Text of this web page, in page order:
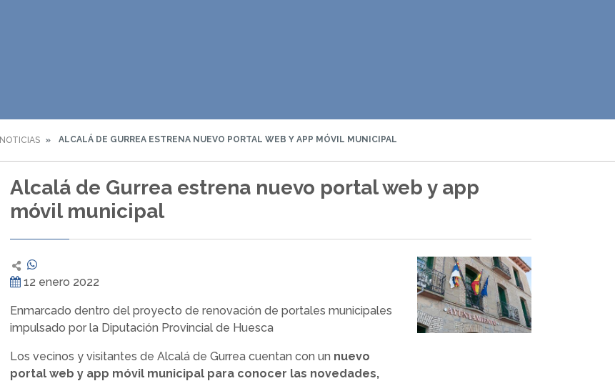
NOTICIAS ALCALÁ DE GURREA ESTRENA NUEVO PORTAL WEB Y APP MÓVIL MUNICIPAL
Alcalá de Gurrea estrena nuevo portal web y app
móvil municipal
12 enero 2022
Enmarcado dentro del proyecto de renovación de portales municipales
impulsado por la Diputación Provincial de Huesca
Los vecinos y visitantes de Alcalá de Gurrea cuentan con un nuevo
portal web y app móvil municipal para conocer las novedades,